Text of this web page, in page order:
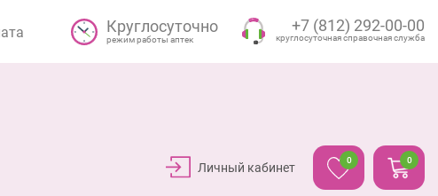
Круглосуточно
режим работы аптек
+7 (812) 292-00-00
круглосуточная справочная служба
Личный кабинет
0 0